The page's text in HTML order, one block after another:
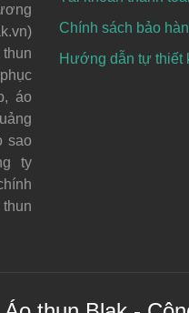
thun
áo
sao
ty
Chính sách bảo
Hướng dẫn tự thiết